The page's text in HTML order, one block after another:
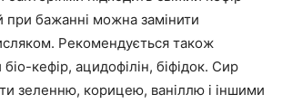
бажанні можна замінити
Рекомендується також
кефір, ацидофілін, біфідок. Сир
зеленню, корицею, ваніллю і іншими